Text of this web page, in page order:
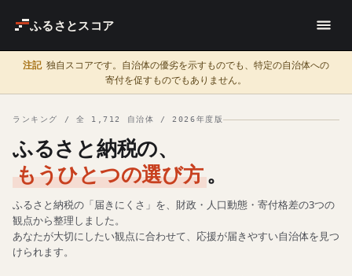
ふるさとスコア
注記 独自スコアです。自治体の優劣を示すものでも、特定の自治体への
寄付を促すものでもありません。
ランキング / 全 1,712 自治体 / 2026年度版
ふるさと納税の、
もうひとつの選び方。
ふるさと納税の「届きにくさ」を、財政・人口動態・寄付格差の3つの
観点から整理しました。
あなたが大切にしたい観点に合わせて、応援が届きやすい自治体を見つ
けられます。